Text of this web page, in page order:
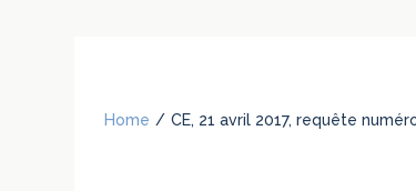
Home / CE, 21 avril 2017, requête